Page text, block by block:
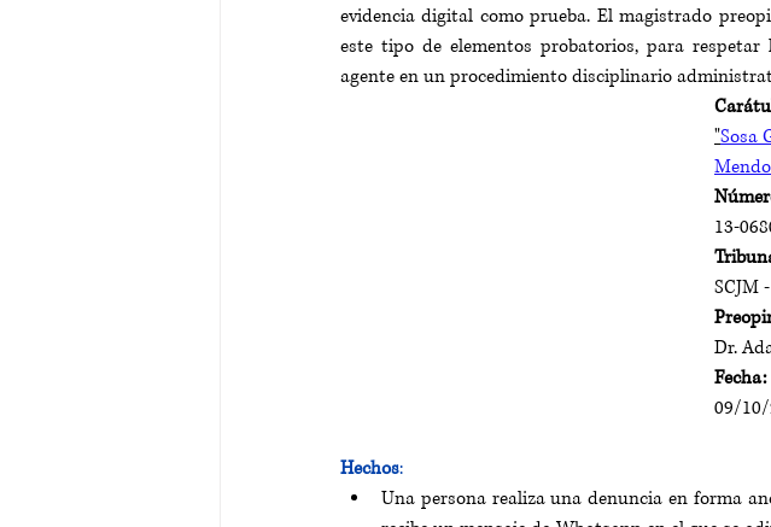
evidencia digital como prueba. El magistrado
este tipo de elementos probatorios, para
agente en un procedimiento disciplinario
"Sosa
13-
SCJM
Dr.
Fecha:
09/
Hechos:
Una persona realiza una denuncia en forma